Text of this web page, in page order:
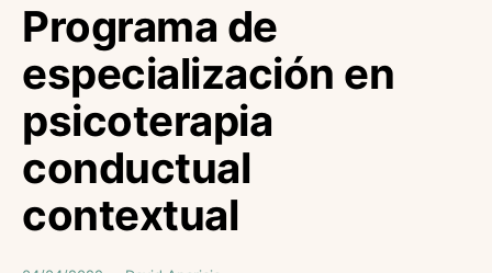
Programa de
especialización en
psicoterapia
conductual
contextual